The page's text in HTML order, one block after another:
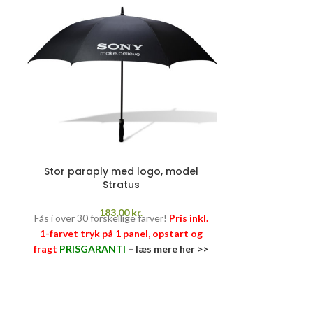
Stor paraply med logo, model
Stratus
183,00kr.
Fås i over 30 forskellige farver! Pris inkl.
1-farvet tryk på 1 panel, opstart og
fragt PRISGARANTI – læs mere her >>